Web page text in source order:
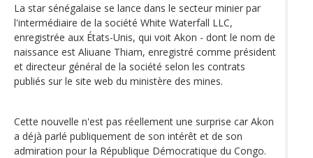
La star sénégalaise se lance dans le secteur minier par
l'intermédiaire de la société White Waterfall LLC,
enregistrée aux États-Unis, qui voit Akon - dont le nom de
naissance est Aliuane Thiam, enregistré comme président
et directeur général de la société selon les contrats
publiés sur le site web du ministère des mines.
Cette nouvelle n'est pas réellement une surprise car Akon
a déjà parlé publiquement de son intérêt et de son
admiration pour la République Démocratique du Congo.